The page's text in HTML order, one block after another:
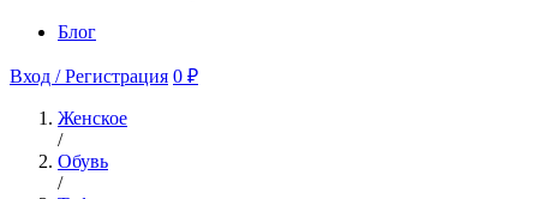
Блог
Вход / Регистрация 0 ₽
Женское
/
Обувь
/